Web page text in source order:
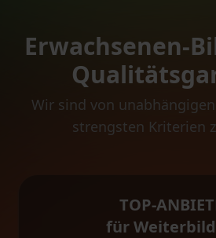
Erwachsenen-
Wir sind von
strengsten Kriterien
TOP-
für